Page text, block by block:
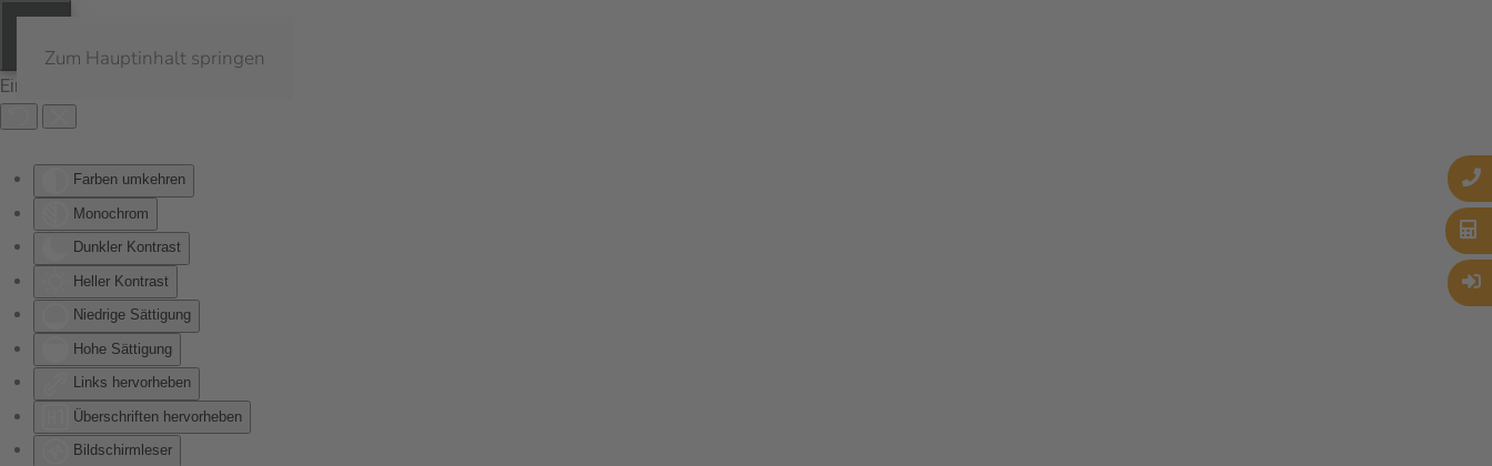
Eingabehilfen öffnen
Farben umkehren
Monochrom
Dunkler Kontrast
Heller Kontrast
Niedrige Sättigung
Hohe Sättigung
Links hervorheben
Überschriften hervorheben
Bildschirmleser
Zum Hauptinhalt springen